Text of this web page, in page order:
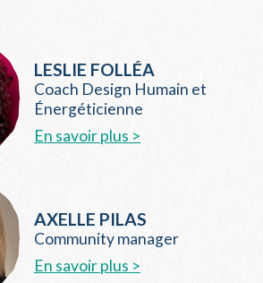
LESLIE FOLLÉA
Coach Design Humain et
Énergéticienne
En savoir plus >
AXELLE PILAS
Community manager
En savoir plus >